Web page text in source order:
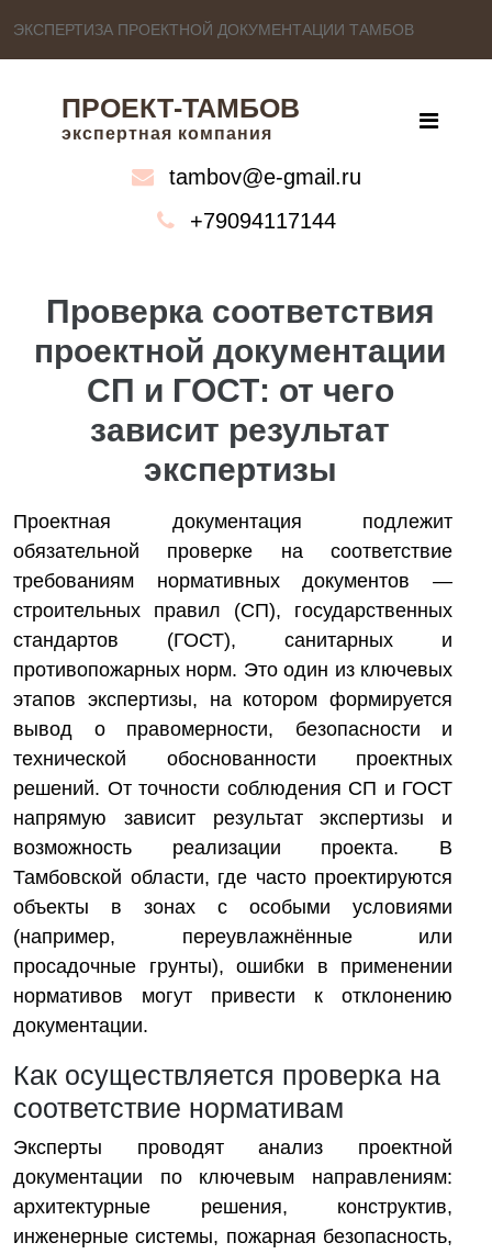
ЭКСПЕРТИЗА ПРОЕКТНОЙ ДОКУМЕНТАЦИИ ТАМБОВ
ПРОЕКТ-ТАМБОВ
экспертная компания
tambov@e-gmail.ru
+79094117144
Проверка соответствия
проектной документации
СП и ГОСТ: от чего
зависит результат
экспертизы
Проектная документация подлежит
обязательной проверке на соответствие
требованиям нормативных документов —
строительных правил (СП), государственных
стандартов (ГОСТ), санитарных и
противопожарных норм. Это один из ключевых
этапов экспертизы, на котором формируется
вывод о правомерности, безопасности и
технической обоснованности проектных
решений. От точности соблюдения СП и ГОСТ
напрямую зависит результат экспертизы и
возможность реализации проекта. В
Тамбовской области, где часто проектируются
объекты в зонах с особыми условиями
(например, переувлажнённые или
просадочные грунты), ошибки в применении
нормативов могут привести к отклонению
документации.
Как осуществляется проверка на
соответствие нормативам
Эксперты проводят анализ проектной
документации по ключевым направлениям:
архитектурные решения, конструктив,
инженерные системы, пожарная безопасность,